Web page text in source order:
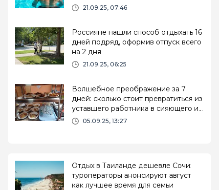
21.09.25, 07:46
Россияне нашли способ отдыхать 16
дней подряд, оформив отпуск всего
на 2 дня
21.09.25, 06:25
Волшебное преображение за 7
дней: сколько стоит превратиться из
уставшего работника в сияющего и
счастливого человека в русском
05.09.25, 13:27
Отдых в Таиланде дешевле Сочи:
туроператоры анонсируют август
как лучшее время для семьи